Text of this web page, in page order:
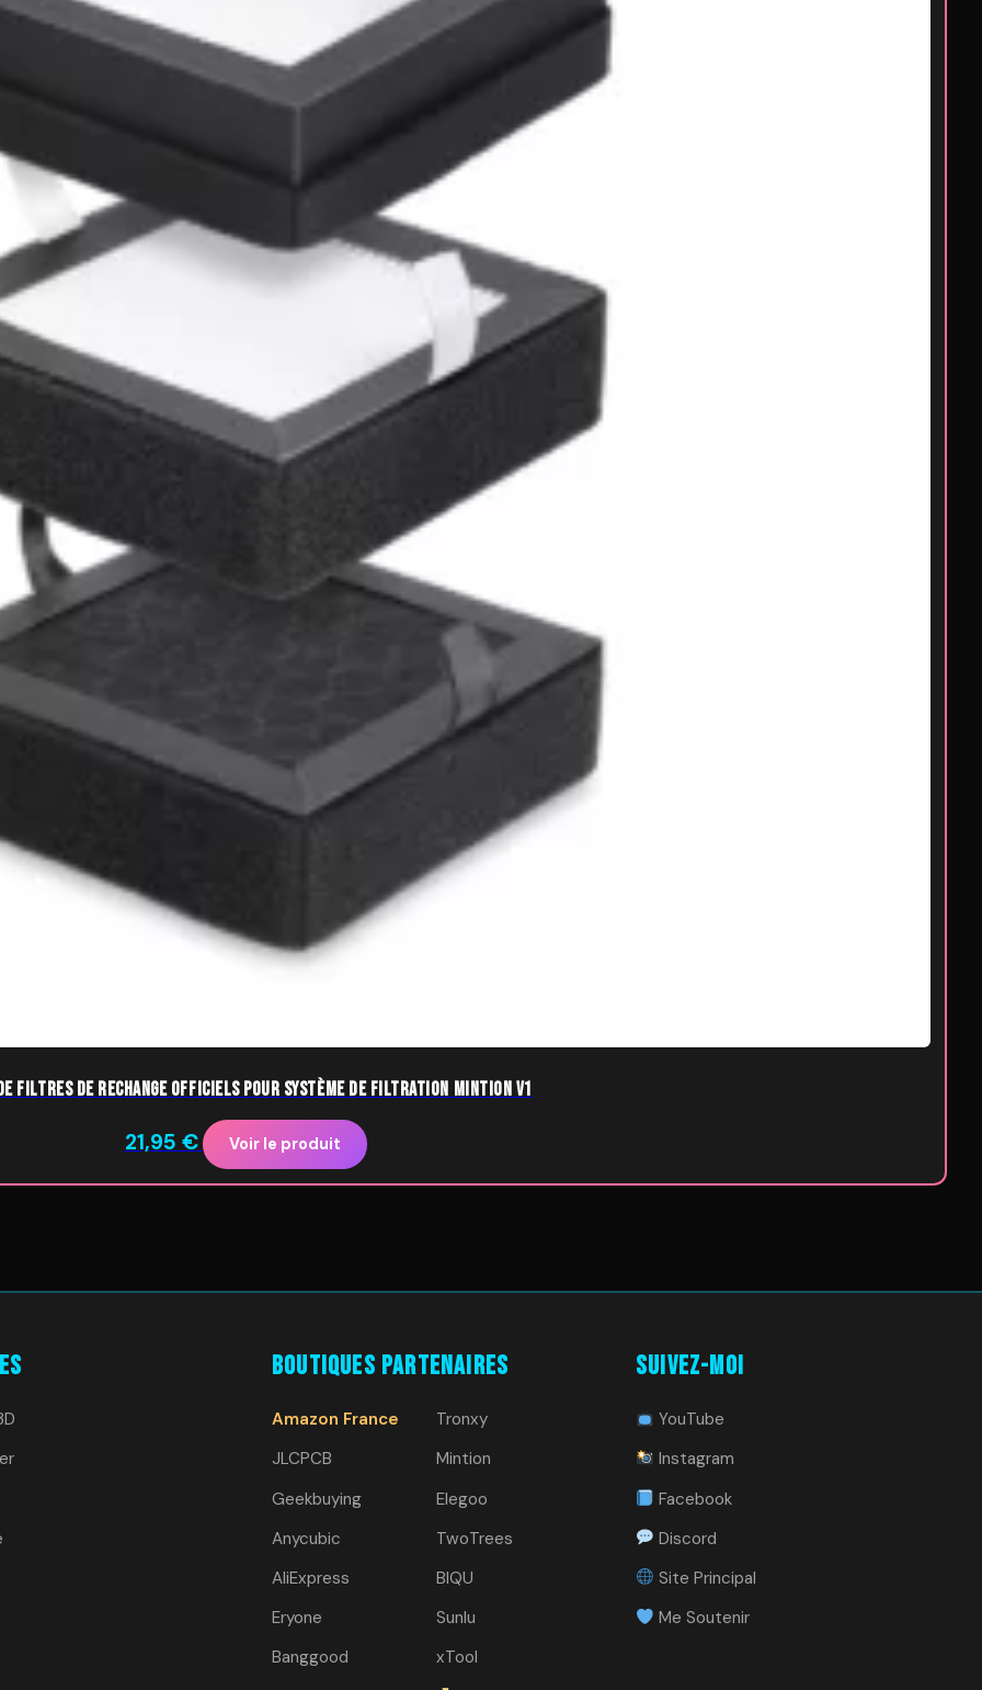
Filtres de Rechange Officiels pour Système de Filtration Mintion V1
21,95 € Voir le produit
Boutiques Partenaires
Amazon France
JLCPCB
Geekbuying
Anycubic
AliExpress
Eryone
Banggood
Tronxy
Mintion
Elegoo
TwoTrees
BIQU
Sunlu
xTool
Suivez-moi
YouTube
Instagram
Facebook
Discord
Site Principal
Me Soutenir